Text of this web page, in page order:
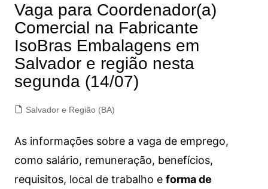
Vaga para Coordenador(a)
Comercial na Fabricante
IsoBras Embalagens em
Salvador e região nesta
segunda (14/07)
Salvador e Região (BA)
As informações sobre a vaga de emprego,
como salário, remuneração, benefícios,
requisitos, local de trabalho e forma de